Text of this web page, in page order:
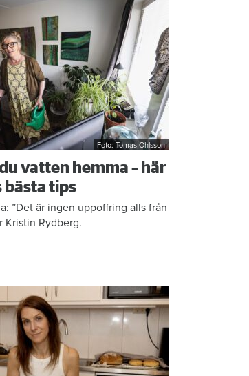
Foto: Tomas Ohlsson
vatten hemma – här
bästa tips
”Det är ingen uppoffring alls från
Kristin Rydberg.